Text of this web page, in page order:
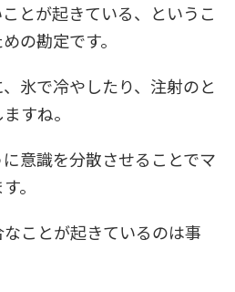
とが起きている、というこ
の勘定です。
氷で冷やしたり、注射のと
すね。
意識を分散させることでマ
。
ことが起きているのは事